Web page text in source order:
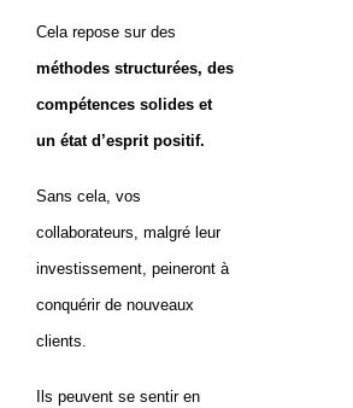
Cela repose sur des
méthodes structurées, des
compétences solides et
un état d’esprit positif.
Sans cela, vos
collaborateurs, malgré leur
investissement, peineront à
conquérir de nouveaux
clients.
Ils peuvent se sentir en